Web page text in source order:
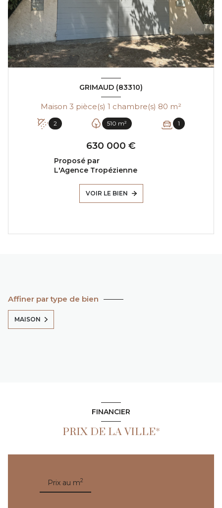
GRIMAUD (83310)
Maison 3 pièce(s) 1 chambre(s) 80 m²
2 510 m² 1
630 000 €
Proposé par
L'Agence Tropézienne
VOIR LE BIEN
Affiner par type de bien
MAISON
FINANCIER
PRIX DE LA VILLE*
Prix au m2